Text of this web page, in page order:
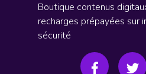
Boutique contenus
recharges prépayées sur
sécurité